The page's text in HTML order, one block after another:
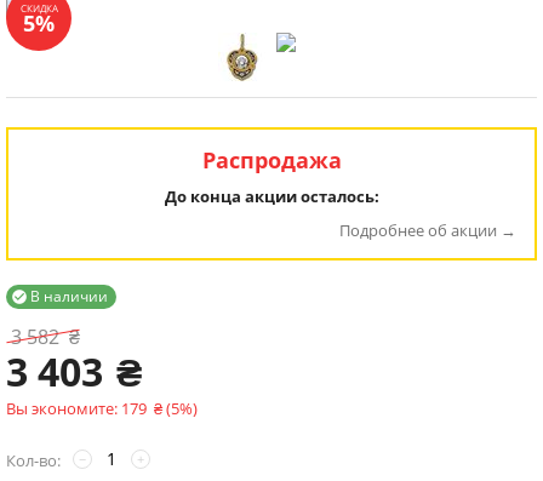
СКИДКА
5%
Распродажа
До конца акции осталось:
Подробнее об акции
В наличии

3 582₴
3 403 ₴
Вы экономите: 179 ₴(5%)
Кол-во: +
−